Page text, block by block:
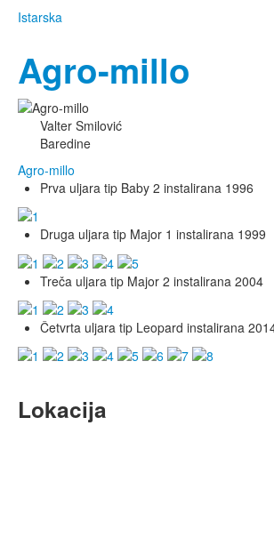
Istarska
Agro-millo
Valter Smilović
Baredine
Agro-millo
Prva uljara tip Baby 2 instalirana 1996
Druga uljara tip Major 1 instalirana 1999
Treča uljara tip Major 2 instalirana 2004
Četvrta uljara tip Leopard instalirana
Lokacija